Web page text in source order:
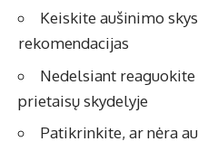
Keiskite aušinimo
rekomendacijas
Nedelsiant
prietaisų skydelyje
Patikrinkite, ar nėra